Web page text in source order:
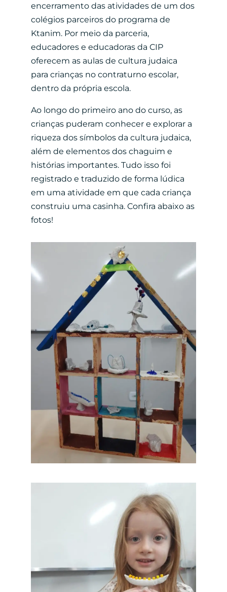
encerramento das atividades de um dos
colégios parceiros do programa de
Ktanim. Por meio da parceria,
educadores e educadoras da CIP
oferecem as aulas de cultura judaica
para crianças no contraturno escolar,
dentro da própria escola.
Ao longo do primeiro ano do curso, as
crianças puderam conhecer e explorar a
riqueza dos símbolos da cultura judaica,
além de elementos dos chaguim e
histórias importantes. Tudo isso foi
registrado e traduzido de forma lúdica
em uma atividade em que cada criança
construiu uma casinha. Confira abaixo as
fotos!